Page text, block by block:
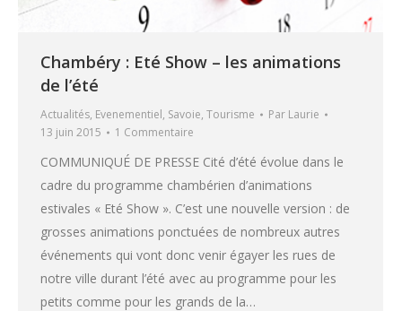
Chambéry : Eté Show – les animations
de l’été
Actualités, Evenementiel, Savoie, Tourisme Par Laurie
13 juin 2015
1 Commentaire
COMMUNIQUÉ DE PRESSE Cité d’été évolue dans le
cadre du programme chambérien d’animations
estivales « Eté Show ». C’est une nouvelle version : de
grosses animations ponctuées de nombreux autres
événements qui vont donc venir égayer les rues de
notre ville durant l’été avec au programme pour les
petits comme pour les grands de la…